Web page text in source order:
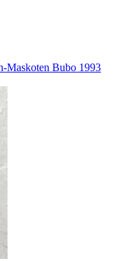
Maskoten Bubo 1993